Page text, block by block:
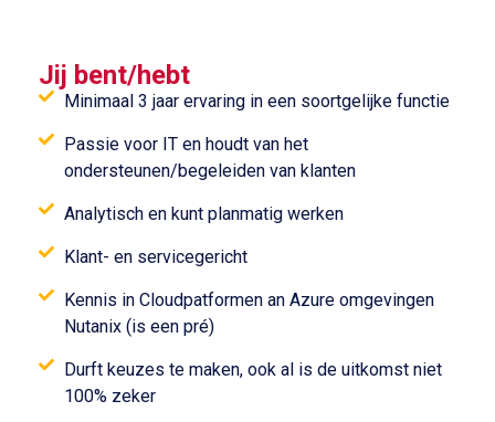
Jij bent/hebt
Minimaal 3 jaar ervaring in een soortgelijke functie
Passie voor IT en houdt van het
ondersteunen/begeleiden van klanten
Analytisch en kunt planmatig werken
Klant- en servicegericht
Kennis in Cloudpatformen an Azure omgevingen
Nutanix (is een pré)
Durft keuzes te maken, ook al is de uitkomst niet
100% zeker